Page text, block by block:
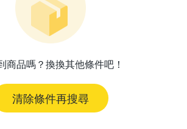
商品嗎？換換其他條件吧！
清除條件再搜尋